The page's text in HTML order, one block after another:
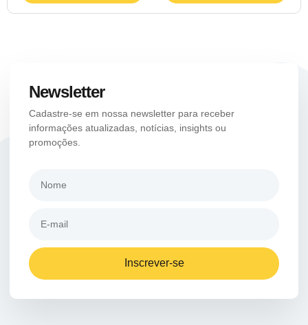
Newsletter
Cadastre-se em nossa newsletter para receber
informações atualizadas, notícias, insights ou
promoções.
Inscrever-se